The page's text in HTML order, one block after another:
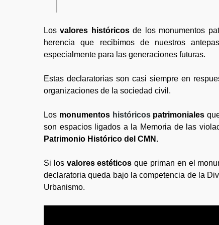
Losvalores históricosde los monumentos
herencia que recibimos de nuestros
especialmente para las generaciones futuras.
Estas declaratorias son casi siempre en
organizaciones de la sociedad civil.
Los monumentos históricospatrimoniales
son espacios ligados a la Memoria de las
Patrimonio Histórico del CMN.
Si los valores estéticos que priman en el
declaratoria queda bajo la competencia de la
Urbanismo.